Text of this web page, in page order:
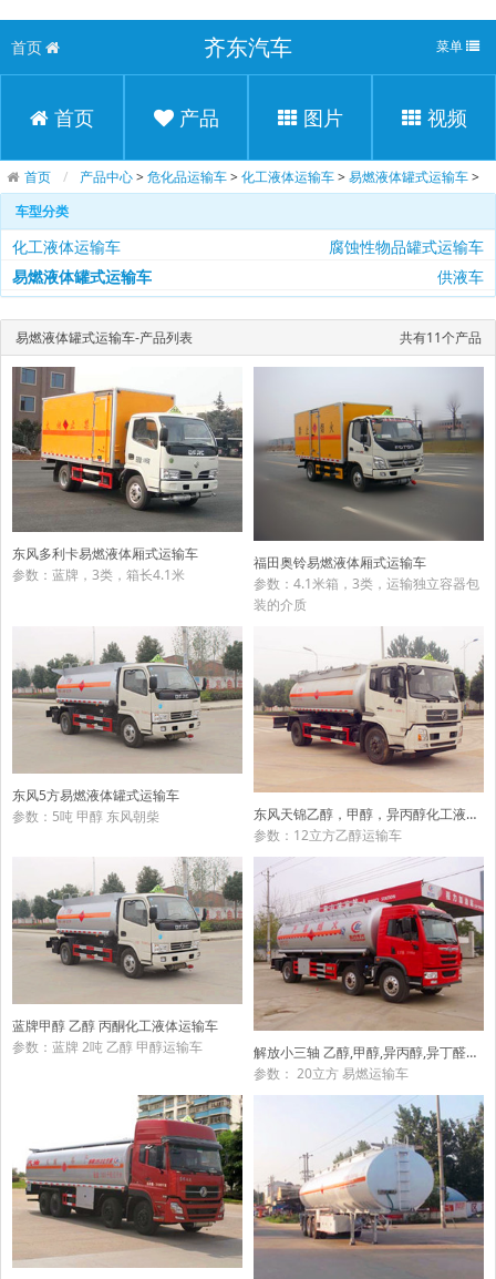
首页 齐东汽车 菜单
首页 产品 图片 视频
首页 产品中心>危化品运输车>化工液体运输车>易燃液体罐式运输车>
车型分类
化工液体运输车
腐蚀性物品罐式运输车
易燃液体罐式运输车
供液车
易燃液体罐式运输车-产品列表 共有11个产品
东风多利卡易燃液体厢式运输车
参数：蓝牌，3类，箱长4.1米
福田奥铃易燃液体厢式运输车
参数：4.1米箱，3类，运输独立容器包
装的介质
东风5方易燃液体罐式运输车
参数：5吨 甲醇 东风朝柴
东风天锦乙醇，甲醇，异丙醇化工液体运输车
参数：12立方乙醇运输车
蓝牌甲醇 乙醇 丙酮化工液体运输车
参数：蓝牌 2吨 乙醇 甲醇运输车
解放小三轴 乙醇,甲醇,异丙醇,异丁醛化工液体运输车
参数： 20立方 易燃运输车